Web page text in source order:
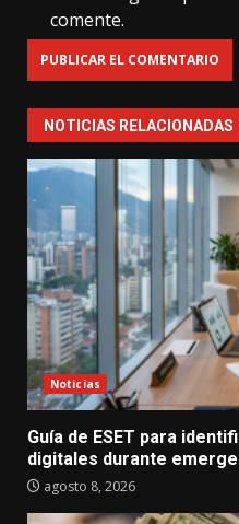
comente.
NOTICIAS RELACIONADAS
Noticias
Guía de ESET para
digitales durante
agosto 8, 2026